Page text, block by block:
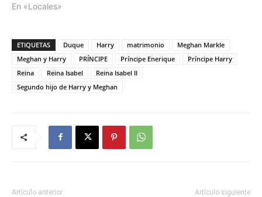
En «Locales»
ETIQUETAS Duque Harry matrimonio
Meghan Markle
Meghan y Harry
PRÍNCIPE Príncipe Enerique
Príncipe Harry
Reina
Reina Isabel
Reina Isabel II
Segundo hijo de Harry y Meghan
Artículo anterior Artículo siguiente